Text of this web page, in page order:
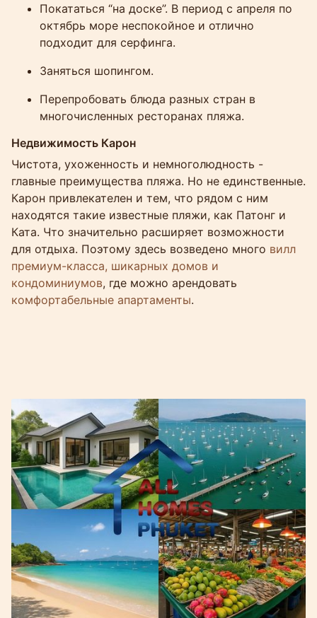
Покататься “на доске”. В период с апреля по
октябрь море неспокойное и отлично
подходит для серфинга.
Заняться шопингом.
Перепробовать блюда разных стран в
многочисленных ресторанах пляжа.
Недвижимость Карон
Чистота, ухоженность и немноголюдность -
главные преимущества пляжа. Но не единственные.
Карон привлекателен и тем, что рядом с ним
находятся такие известные пляжи, как Патонг и
Ката. Что значительно расширяет возможности
для отдыха. Поэтому здесь возведено много вилл
премиум-класса, шикарных домов и
кондоминиумов, где можно арендовать
комфортабельные апартаменты.